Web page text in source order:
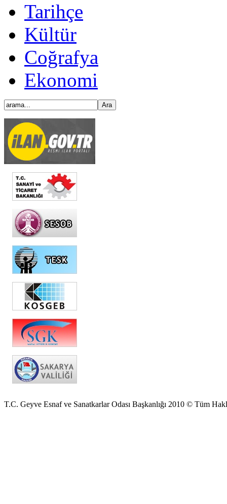
Tarihçe
Kültür
Coğrafya
Ekonomi
T.C. Geyve Esnaf ve Sanatkarlar Odası Başkanlığı 2010 © Tüm